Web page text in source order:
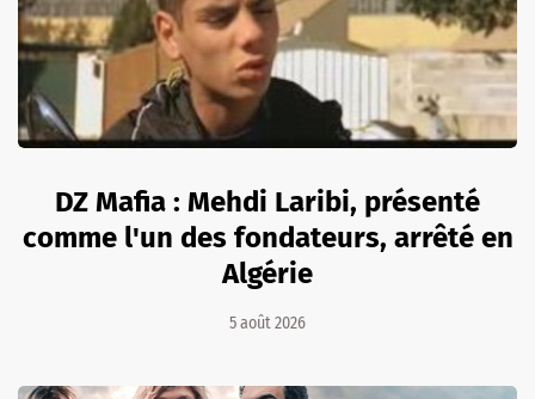
DZ Mafia : Mehdi Laribi, présenté
comme l'un des fondateurs, arrêté en
Algérie
5 août 2026